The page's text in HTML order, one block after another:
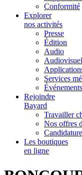
Conformité
Explorer
nos activités
Presse
Édition
Audio
Audiovisuel
Services
Événements
Rejoindre
Bayard
Travailler
Nos offres
Les boutiques
en ligne